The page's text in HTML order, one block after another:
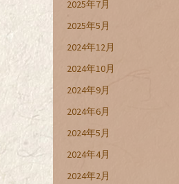
2025年7月
2025年5月
2024年12月
2024年10月
2024年9月
2024年6月
2024年5月
2024年4月
2024年2月